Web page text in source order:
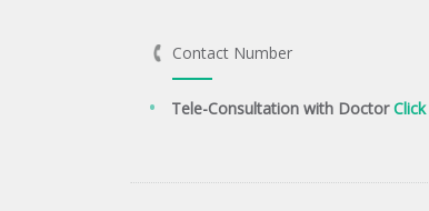
Contact Number
Tele-Consultation with DoctorClick